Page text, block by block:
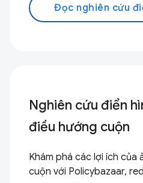
Đọc nghiên cứu
Nghiên cứu điển
điều hướng cuộn
Khám phá các lợi ích của
cuộn với Policybazaar,